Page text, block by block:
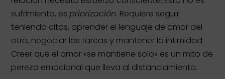
sufrimiento, espriorización. Requiere seguir
teniendo citas, aprender el lenguaje de amor del
otro, negociar las tareas y mantener la intimidad.
Creer que el amor «se mantiene solo» es un mito de
pereza emocional que lleva al distanciamiento.